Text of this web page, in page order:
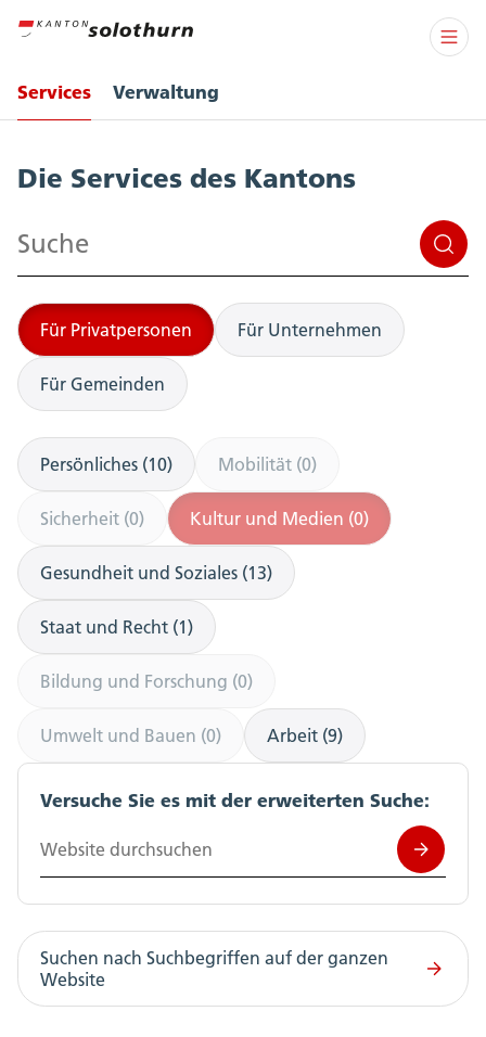
Services Verwaltung
Die Services des Kantons
Suchen
Für Privatpersonen Für Unternehmen
Für Gemeinden
Persönliches (10) Mobilität (0)
Sicherheit (0) Kultur und Medien (0)
Gesundheit und Soziales (13)
Staat und Recht (1)
Bildung und Forschung (0)
Umwelt und Bauen (0) Arbeit (9)
Versuche Sie es mit der erweiterten Suche:
Website durchsuchen
Suchen nach Suchbegriffen auf der ganzen
Website